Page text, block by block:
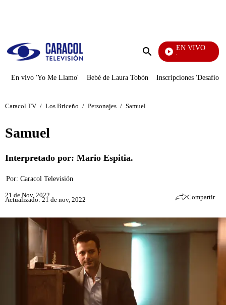
Enviar
EN VIVO
Se Dice De Mí
En vivo 'Yo Me Llamo' Bebé de Laura Tobón Inscripciones 'Desafío'
Caracol TV / Los Briceño / Personajes / Samuel
Samuel
Interpretado por: Mario Espitia.
Por: Caracol Televisión
21 de Nov, 2022
Actualizado: 21 de nov, 2022 Compartir